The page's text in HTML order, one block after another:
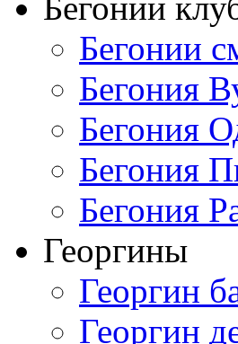
Бегонии
Бегония
Бегония
Бегония
Бегония
Георгины
Георгин
Георгин